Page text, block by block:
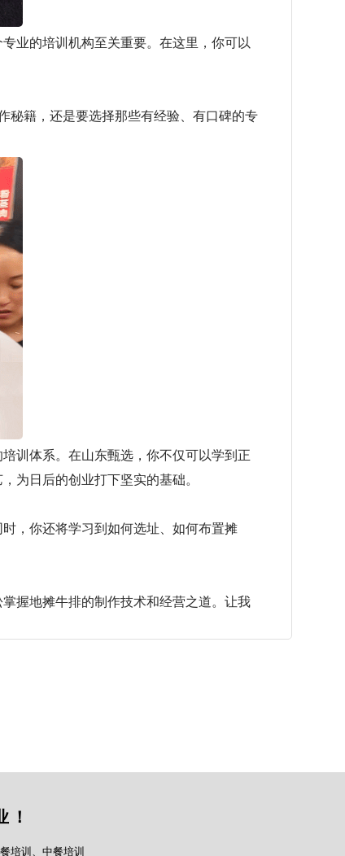
业的培训机构至关重要。在这里，你可以
籍，还是要选择那些有经验、有口碑的专
训体系。在山东甄选，你不仅可以学到正
为日后的创业打下坚实的基础。
，你还将学习到如何选址、如何布置摊
握地摊牛排的制作技术和经营之道。让我
培训、中餐培训